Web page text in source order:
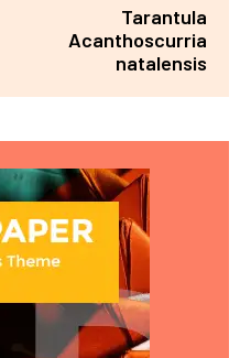
Tarantula
Acanthoscurria
natalensis